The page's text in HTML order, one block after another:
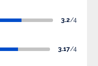
3.2/4
3.17/4